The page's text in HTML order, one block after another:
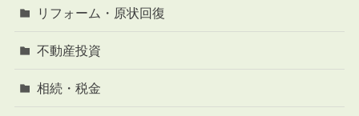
リフォーム・原状回復
不動産投資
相続・税金